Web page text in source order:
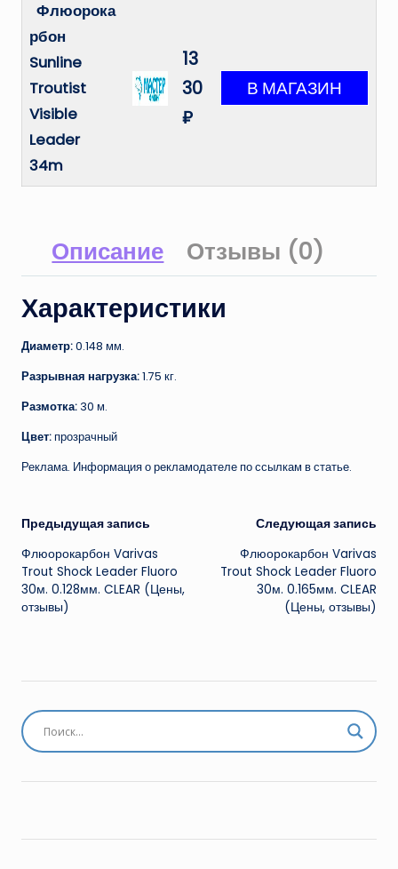
Флюорока
рбон
Sunline
Troutist
Visible
Leader
34m
13
30
₽
Описание Отзывы (0)
Характеристики
Диаметр:0.148 мм.
Разрывная нагрузка:1.75 кг.
Размотка: 30 м.
Цвет:прозрачный
Реклама. Информация о рекламодателе по ссылкам в статье.
Навигация
записи
Предыдущая запись
Флюорокарбон Varivas
Trout Shock Leader Fluoro
30м. 0.128мм. CLEAR (Цены,
отзывы)
Следующая запись
Флюорокарбон Varivas
Trout Shock Leader Fluoro
30м. 0.165мм. CLEAR
(Цены, отзывы)